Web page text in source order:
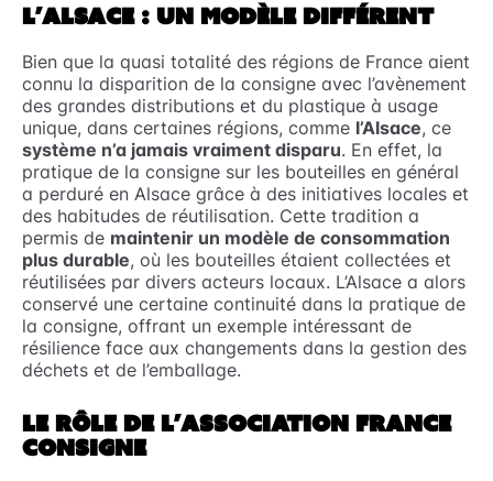
L’ALSACE : UN MODÈLE DIFFÉRENT
Bien que la quasi totalité des régions de France aient
connu la disparition de la consigne avec l’avènement
des grandes distributions et du plastique à usage
unique, dans certaines régions, comme l’Alsace, ce
système n’a jamais vraiment disparu. En effet, la
pratique de la consigne sur les bouteilles en général
a perduré en Alsace grâce à des initiatives locales et
des habitudes de réutilisation. Cette tradition a
permis de maintenir un modèle de consommation
plus durable, où les bouteilles étaient collectées et
réutilisées par divers acteurs locaux. L’Alsace a alors
conservé une certaine continuité dans la pratique de
la consigne, offrant un exemple intéressant de
résilience face aux changements dans la gestion des
déchets et de l’emballage.
LE RÔLE DE L’ASSOCIATION FRANCE
CONSIGNE